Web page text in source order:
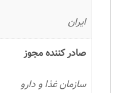
ایران
صادر کننده مجوز
سازمان غذا و دارو